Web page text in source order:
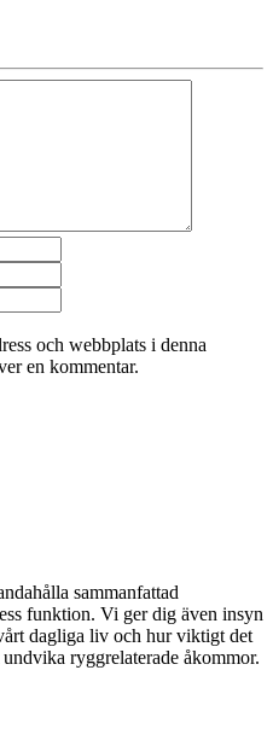
och webbplats i denna
en kommentar.
sammanfattad
funktion. Vi ger dig även insyn
dagliga liv och hur viktigt det
ryggrelaterade åkommor.